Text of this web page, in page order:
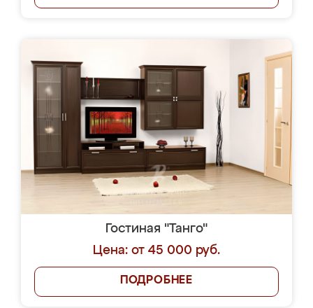
Гостиная "Танго"
Цена: от 45 000 руб.
ПОДРОБНЕЕ